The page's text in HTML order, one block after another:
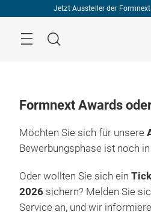
Jetzt Aussteller der
Suche
Formnext Awards
Möchten Sie sich für unsere
Bewerbungsphase ist noch
Oder wollten Sie sich ein
2026 sichern? Melden Sie
Service an, und wir